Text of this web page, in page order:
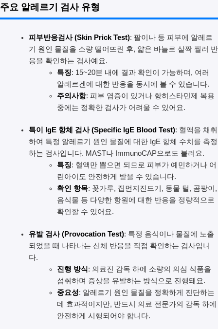
주요 알레르기 검사 유형
피부반응검사 (Skin Prick Test): 팔이나 등 피부에 알레르
기 원인 물질을 소량 떨어뜨린 후, 얇은 바늘로 살짝 찔러 반
응을 확인하는 검사예요.
특징: 15~20분 내에 결과 확인이 가능하며, 여러
알레르겐에 대한 반응을 동시에 볼 수 있습니다.
주의사항: 피부 염증이 있거나 항히스타민제 복용
중에는 정확한 검사가 어려울 수 있어요.
특이 IgE 항체 검사 (Specific IgE Blood Test): 혈액을 채취
하여 특정 알레르기 원인 물질에 대한 IgE 항체 수치를 측정
하는 검사입니다. MAST나 ImmunoCAP으로도 불려요.
특징: 혈액만 뽑으면 되므로 피부가 예민하거나 어
린아이도 안전하게 받을 수 있습니다.
확인 항목: 꽃가루, 집먼지진드기, 동물 털, 곰팡이,
음식물 등 다양한 항원에 대한 반응을 정량적으로
확인할 수 있어요.
유발 검사 (Provocation Test): 특정 음식이나 물질에 노출
되었을 때 나타나는 신체 반응을 직접 확인하는 검사입니
다.
진행 방식: 의료진 감독 하에 소량의 의심 식품을
섭취하며 증상을 유발하는 방식으로 진행돼요.
중요성: 알레르기 원인 물질을 정확하게 진단하는
데 효과적이지만, 반드시 의료 전문가의 감독 하에
안전하게 시행되어야 합니다.